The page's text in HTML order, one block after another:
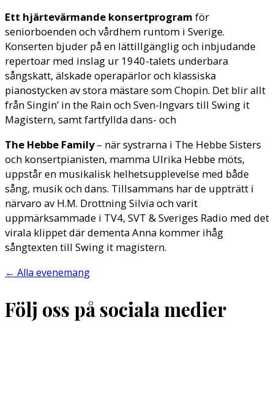
Ett hjärtevärmande konsertprogram för
seniorboenden och vårdhem runtom i Sverige.
Konserten bjuder på en lättillgänglig och inbjudande
repertoar med inslag ur 1940-talets underbara
sångskatt, älskade operapärlor och klassiska
pianostycken av stora mästare som Chopin. Det blir allt
från Singin’ in the Rain och Sven-Ingvars till Swing it
Magistern, samt fartfyllda dans- och
The Hebbe Family– när systrarna i The Hebbe Sisters
och konsertpianisten, mamma Ulrika Hebbe möts,
uppstår en musikalisk helhetsupplevelse med både
sång, musik och dans. Tillsammans har de uppträtt i
närvaro av H.M. Drottning Silvia och varit
uppmärksammade i TV4, SVT & Sveriges Radio med det
virala klippet där dementa Anna kommer ihåg
sångtexten till Swing it magistern.
← Alla evenemang
Följ oss på sociala medier